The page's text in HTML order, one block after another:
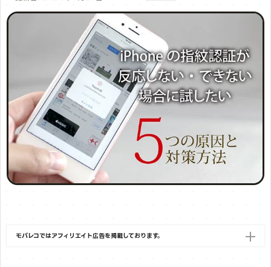
モバレコではアフィリエイト広告を掲載しております。